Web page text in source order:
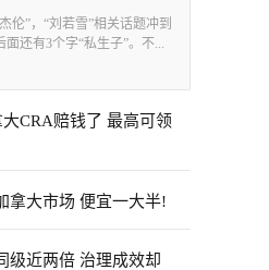
伦”，“刘若雪”相关话题冲到
面还有3个字“私生子”。不...
CRA赔钱了 最高可领
诉讼终于走到了赔钱这一
拿大市场 便宜一大半!
超40加元。供应紧张、气候
级近两倍 治理成效却